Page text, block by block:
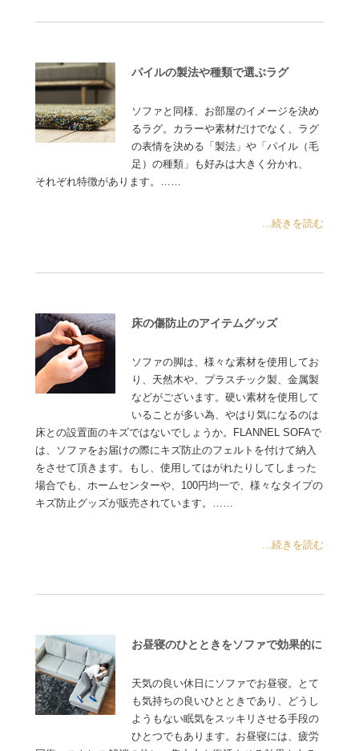
パイルの製法や種類で選ぶラグ
ソファと同様、お部屋のイメージを決め
るラグ。カラーや素材だけでなく、ラグ
の表情を決める「製法」や「パイル（毛
足）の種類」も好みは大きく分かれ、
それぞれ特徴があります。……
...続きを読む
床の傷防止のアイテムグッズ
ソファの脚は、様々な素材を使用してお
り、天然木や、プラスチック製、金属製
などがございます。硬い素材を使用して
いることが多い為、やはり気になるのは
床との設置面のキズではないでしょうか。FLANNEL SOFAで
は、ソファをお届けの際にキズ防止のフェルトを付けて納入
をさせて頂きます。もし、使用してはがれたりしてしまった
場合でも、ホームセンターや、100円均一で、様々なタイプの
キズ防止グッズが販売されています。……
...続きを読む
お昼寝のひとときをソファで効果的に
天気の良い休日にソファでお昼寝。とて
も気持ちの良いひとときであり、どうし
ようもない眠気をスッキリさせる手段の
ひとつでもあります。お昼寝には、疲労